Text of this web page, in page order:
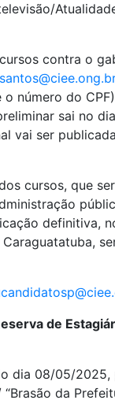
contra o
número do
sai no
vai ser
cursos, que
definitiva,
de
dia 08/05/2025,
“Brasão da